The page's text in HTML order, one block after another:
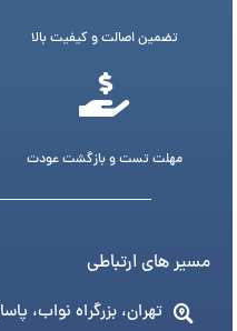
تضمین اصالت و کیفیت بالا
مهلت تست و بازگشت عودت
مسیر های ارتباطی
تهران، بزرگراه نواب،